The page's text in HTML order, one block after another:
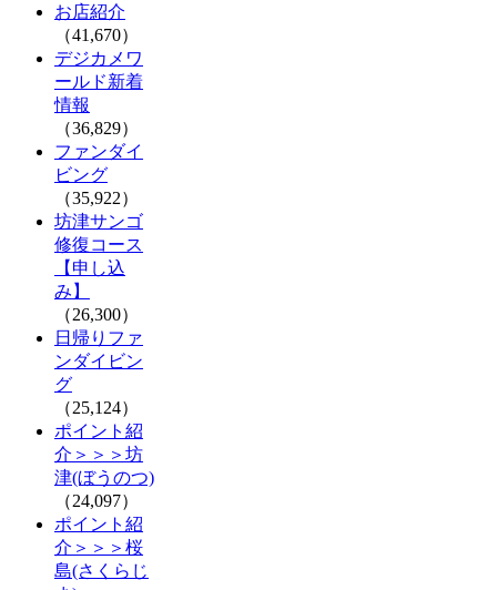
お店紹介
（41,670）
デジカメワ
ールド新着
情報
（36,829）
ファンダイ
ビング
（35,922）
坊津サンゴ
修復コース
【申し込
み】
（26,300）
日帰りファ
ンダイビン
グ
（25,124）
ポイント紹
介＞＞＞坊
津(ぼうのつ)
（24,097）
ポイント紹
介＞＞＞桜
島(さくらじ